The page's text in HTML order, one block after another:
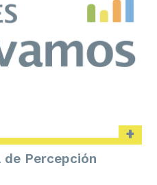
+
de Percepción